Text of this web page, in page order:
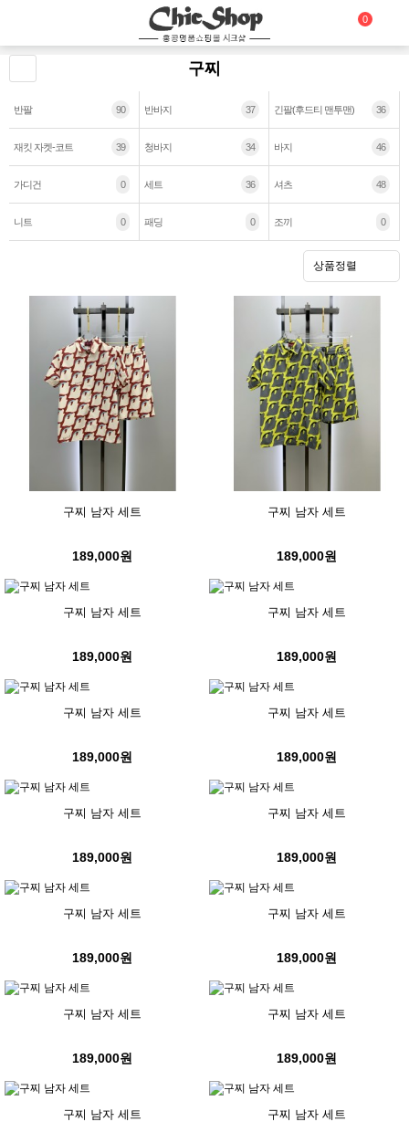
0
구찌
반팔 90 반바지 37 긴팔(후드티 맨투맨) 36
재킷 자켓-코트 39 청바지 34 바지 46
가디건 0 세트 36 셔츠 48
니트 0 패딩 0 조끼 0
상품정렬
구찌 남자 세트
189,000원
구찌 남자 세트
189,000원
구찌 남자 세트
189,000원
구찌 남자 세트
189,000원
구찌 남자 세트
189,000원
구찌 남자 세트
189,000원
구찌 남자 세트
189,000원
구찌 남자 세트
189,000원
구찌 남자 세트
189,000원
구찌 남자 세트
189,000원
구찌 남자 세트
189,000원
구찌 남자 세트
189,000원
구찌 남자 세트 구찌 남자 세트